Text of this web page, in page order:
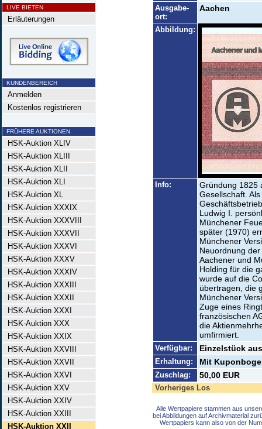
LIVE BIETEN
Erläuterungen
KUNDENBEREICH
Anmelden
Kostenlos registrieren
FRÜHERE AUKTIONEN
HSK-Auktion XLIV
HSK-Auktion XLIII
HSK-Auktion XLII
HSK-Auktion XLI
HSK-Auktion XL
HSK-Auktion XXXIX
HSK-Auktion XXXVIII
HSK-Auktion XXXVII
HSK-Auktion XXXVI
HSK-Auktion XXXV
HSK-Auktion XXXIV
HSK-Auktion XXXIII
HSK-Auktion XXXII
HSK-Auktion XXXI
HSK-Auktion XXX
HSK-Auktion XXIX
HSK-Auktion XXVIII
HSK-Auktion XXVII
HSK-Auktion XXVI
HSK-Auktion XXV
HSK-Auktion XXIV
HSK-Auktion XXIII
HSK-Auktion XXII
Ausgabe-
ort:
Aachen
Abbildung:
Info:
Gründung 1825
Gesellschaft.
Ludwig I.
Münchener
später (1970)
Münchener
Neuordnung
Aachener und
Holding für die
wurde auf die
übertragen, die
Münchener
Zuge eines
französischen
die
umfirmiert.
Verfügbar: Einzelstück
Erhaltung: Mit
Zuschlag: 50,00 EUR
Vorheriges Los
Alle Wertpapiere stammen aus
bei Abbildungen auf Archivmaterial
Wertpapiers kann also von der